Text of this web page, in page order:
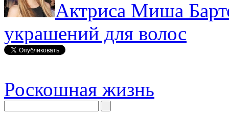
Актриса Миша
украшений для волос
Роскошная жизнь